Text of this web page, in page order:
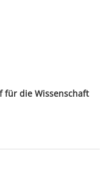
für die Wissenschaft